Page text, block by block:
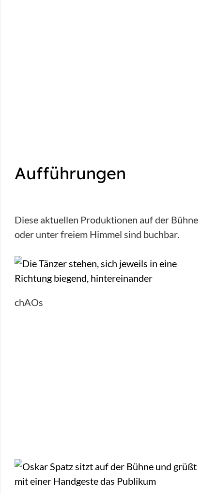
Aufführungen
Diese aktuellen Produktionen auf der Bühne
oder unter freiem Himmel sind buchbar.
chAOs